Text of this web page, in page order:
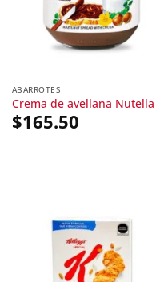
ABARROTES
Crema de avellana Nutella
$165.50